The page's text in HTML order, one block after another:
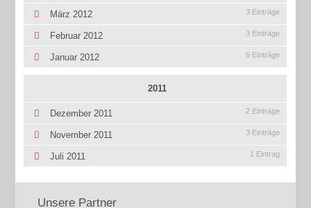
März 2012 3 Einträge
Februar 2012 3 Einträge
Januar 2012 6 Einträge
2011
Dezember 2011 2 Einträge
November 2011 3 Einträge
Juli 2011 1 Eintrag
Unsere Partner